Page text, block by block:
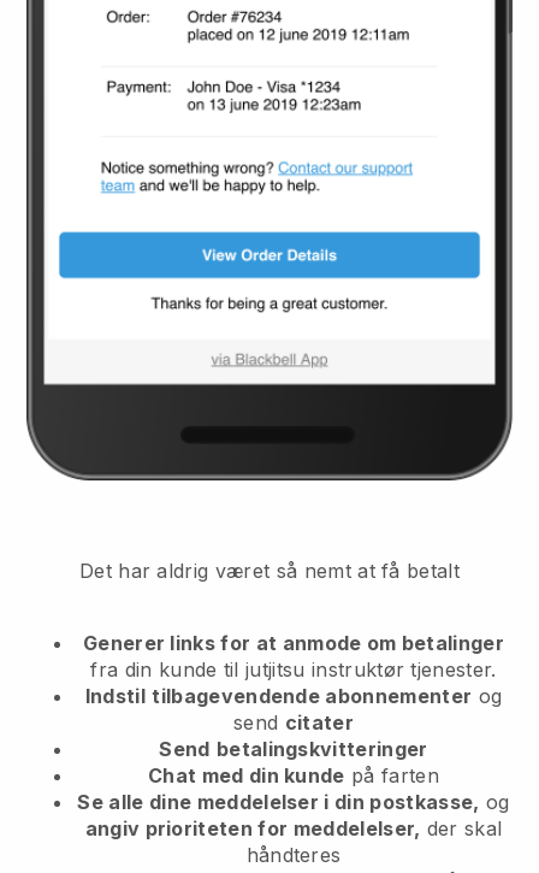
Det har aldrig været så nemt at få betalt
Generer links for at anmode om betalinger
fra din kunde til jutjitsu instruktør tjenester.
Indstil tilbagevendende abonnementer og
send citater
Send betalingskvitteringer
Chat med din kunde på farten
Se alle dine meddelelser i din postkasse, og
angiv prioriteten for meddelelser, der skal
håndteres